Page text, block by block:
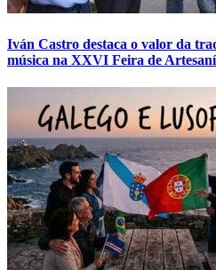
Iván Castro destaca o valor da
música na XXVI Feira de